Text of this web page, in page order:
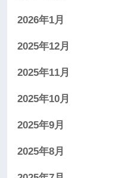
2026年1月
2025年12月
2025年11月
2025年10月
2025年9月
2025年8月